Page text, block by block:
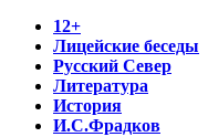
12+
Лицейские беседы
Русский Север
Литература
История
И.С.Фрадков